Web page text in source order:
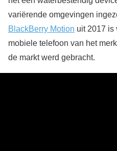
variërende omgevingen
BlackBerry Motion uit 2017 is
mobiele telefoon van het
de markt werd gebracht.